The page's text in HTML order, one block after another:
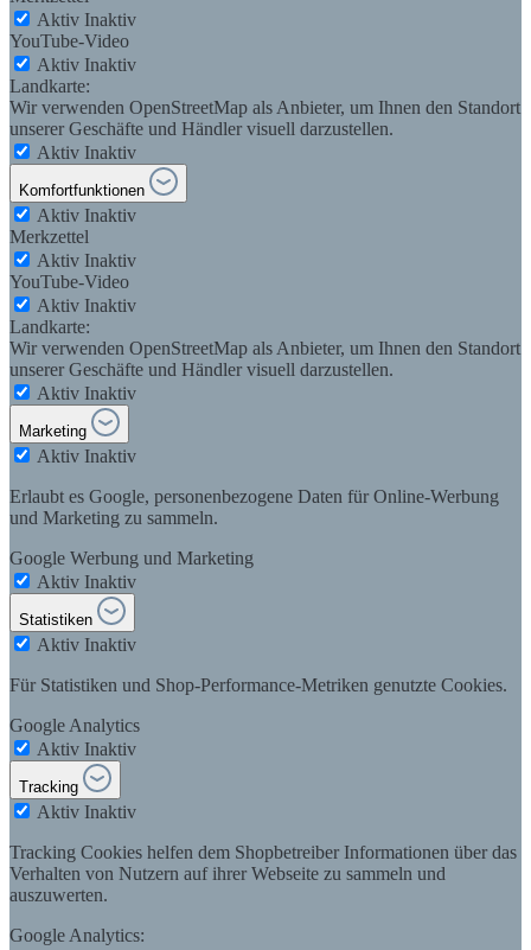
Aktiv Inaktiv
YouTube-Video
Aktiv Inaktiv
Landkarte:
Wir verwenden OpenStreetMap als Anbieter, um Ihnen den Standort
unserer Geschäfte und Händler visuell darzustellen.
Aktiv Inaktiv
Komfortfunktionen
Aktiv Inaktiv
Merkzettel
Aktiv Inaktiv
YouTube-Video
Aktiv Inaktiv
Landkarte:
Wir verwenden OpenStreetMap als Anbieter, um Ihnen den Standort
unserer Geschäfte und Händler visuell darzustellen.
Aktiv Inaktiv
Marketing
Aktiv Inaktiv
Erlaubt es Google, personenbezogene Daten für Online-Werbung
und Marketing zu sammeln.
Google Werbung und Marketing
Aktiv Inaktiv
Statistiken
Aktiv Inaktiv
Für Statistiken und Shop-Performance-Metriken genutzte Cookies.
Google Analytics
Aktiv Inaktiv
Tracking
Aktiv Inaktiv
Tracking Cookies helfen dem Shopbetreiber Informationen über das
Verhalten von Nutzern auf ihrer Webseite zu sammeln und
auszuwerten.
Google Analytics: